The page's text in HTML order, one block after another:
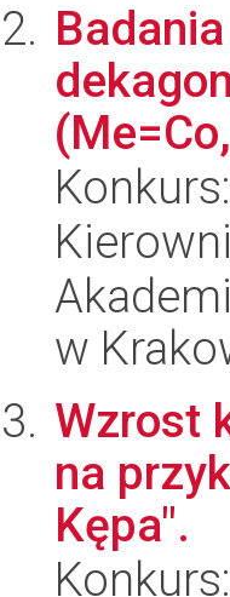
Konkurs:
w
Wzrost
na
Kępa".
Konkurs: